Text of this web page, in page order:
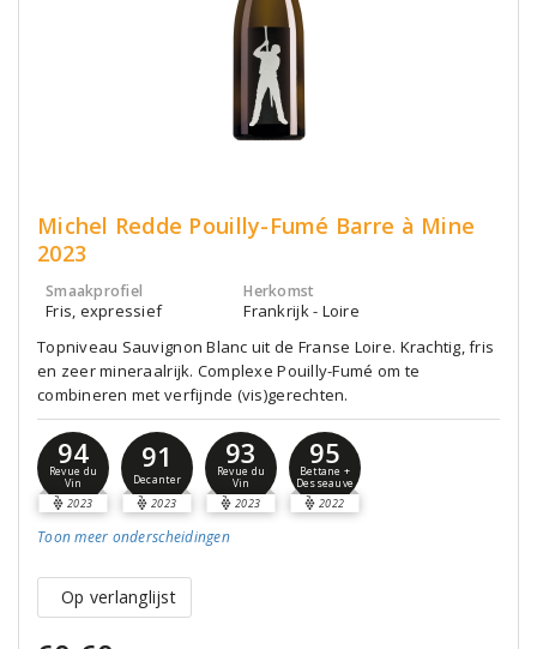
Michel Redde Pouilly-Fumé Barre à Mine
2023
Smaakprofiel
Fris, expressief
Herkomst
Frankrijk - Loire
Topniveau Sauvignon Blanc uit de Franse Loire. Krachtig, fris
en zeer mineraalrijk. Complexe Pouilly-Fumé om te
combineren met verfijnde (vis)gerechten.
94
Revue du
Vin
2023
91
Decanter
2023
93
Revue du
Vin
2023
95
Bettane +
Desseauve
2022
Toon meer onderscheidingen
Op verlanglijst